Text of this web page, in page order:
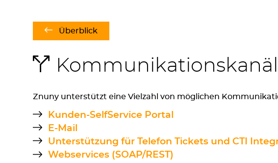
Überblick
Znuny unterstützt eine Vielzahl von möglichen
Kunden-SelfService Portal
E-Mail
Unterstützung für Telefon Tickets und CTI
Webservices (SOAP/REST)